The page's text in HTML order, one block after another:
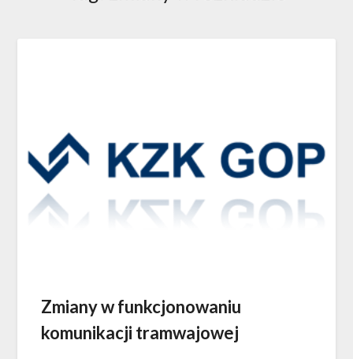
Zmiany w funkcjonowaniu
komunikacji tramwajowej